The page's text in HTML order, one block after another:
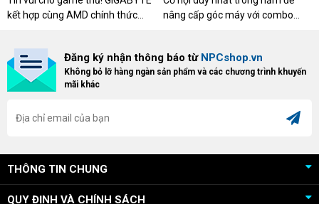
AMD
kết hợp cùng AMD chính thức
khách hàng sở hữu VGA Radeon
RX 9070 / RX 9070 XT.
nâng cấp góc máy với combo
dòng ghế Gaming cao cấp nhất,
bạn sẽ nhận ngay quà tặng trị giá
Đăng ký nhận thông báo từ NPCshop.vn
Không bỏ lỡ hàng ngàn sản phẩm và các chương trình khuyến
mãi khác
THÔNG TIN CHUNG
QUY ĐỊNH VÀ CHÍNH SÁCH